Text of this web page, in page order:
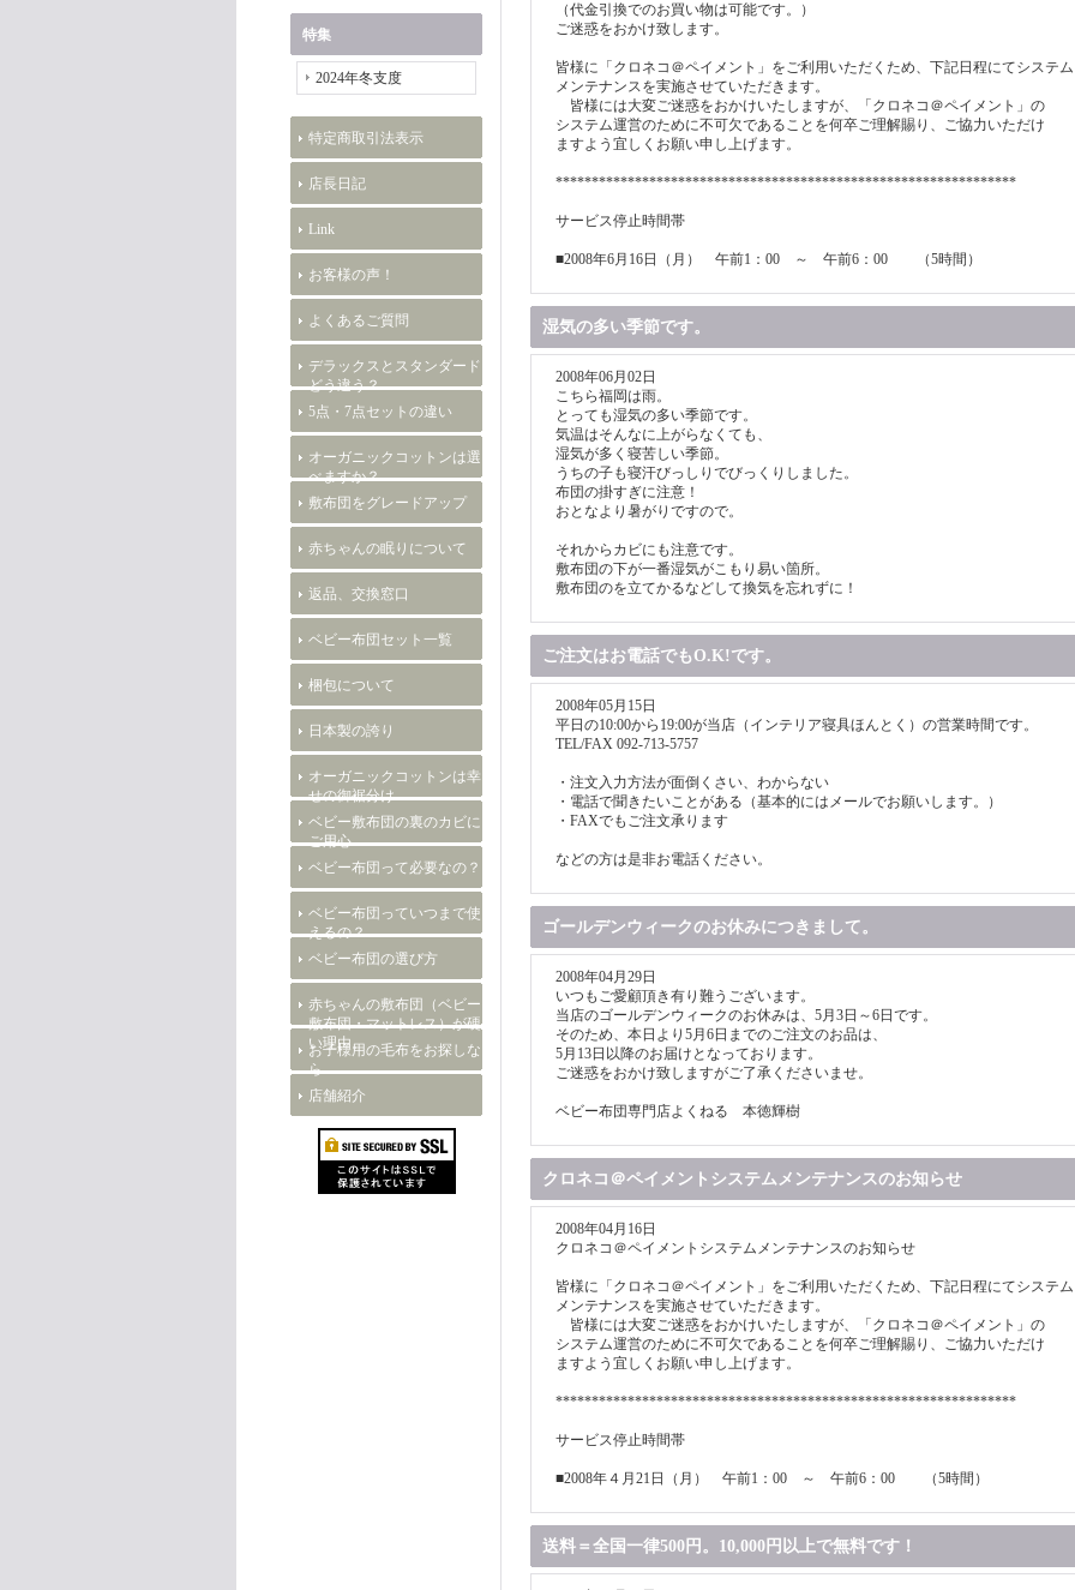
特集
2024年冬支度
特定商取引法表示
店長日記
Link
お客様の声！
よくあるご質問
デラックスとスタンダード
どう違う？
5点・7点セットの違い
オーガニックコットンは選
べますか？
敷布団をグレードアップ
赤ちゃんの眠りについて
返品、交換窓口
ベビー布団セット一覧
梱包について
日本製の誇り
オーガニックコットンは幸
せの御裾分け
ベビー敷布団の裏のカビに
ご用心
ベビー布団って必要なの？
ベビー布団っていつまで使
えるの？
ベビー布団の選び方
赤ちゃんの敷布団（ベビー
敷布団・マットレス）が硬
い理由。
お子様用の毛布をお探しな
ら
店舗紹介
（代金引換でのお買い物は可能です。）
ご迷惑をおかけ致します。
皆様に「クロネコ＠ペイメント」をご利用いただくため、下記日程にてシステム
メンテナンスを実施させていただきます。
皆様には大変ご迷惑をおかけいたしますが、「クロネコ＠ペイメント」の
システム運営のために不可欠であることを何卒ご理解賜り、ご協力いただけ
ますよう宜しくお願い申し上げます。
****************************************************************
サービス停止時間帯
■2008年6月16日（月） 午前1：00 ～ 午前6：00 （5時間）
湿気の多い季節です。
2008年06月02日
こちら福岡は雨。
とっても湿気の多い季節です。
気温はそんなに上がらなくても、
湿気が多く寝苦しい季節。
うちの子も寝汗びっしりでびっくりしました。
布団の掛すぎに注意！
おとなより暑がりですので。
それからカビにも注意です。
敷布団の下が一番湿気がこもり易い箇所。
敷布団のを立てかるなどして換気を忘れずに！
ご注文はお電話でもO.K!です。
2008年05月15日
平日の10:00から19:00が当店（インテリア寝具ほんとく）の営業時間です。
TEL/FAX 092-713-5757
・注文入力方法が面倒くさい、わからない
・電話で聞きたいことがある（基本的にはメールでお願いします。）
・FAXでもご注文承ります
などの方は是非お電話ください。
ゴールデンウィークのお休みにつきまして。
2008年04月29日
いつもご愛顧頂き有り難うございます。
当店のゴールデンウィークのお休みは、5月3日～6日です。
そのため、本日より5月6日までのご注文のお品は、
5月13日以降のお届けとなっております。
ご迷惑をおかけ致しますがご了承くださいませ。
ベビー布団専門店よくねる 本徳輝樹
クロネコ＠ペイメントシステムメンテナンスのお知らせ
2008年04月16日
クロネコ＠ペイメントシステムメンテナンスのお知らせ
皆様に「クロネコ＠ペイメント」をご利用いただくため、下記日程にてシステム
メンテナンスを実施させていただきます。
皆様には大変ご迷惑をおかけいたしますが、「クロネコ＠ペイメント」の
システム運営のために不可欠であることを何卒ご理解賜り、ご協力いただけ
ますよう宜しくお願い申し上げます。
****************************************************************
サービス停止時間帯
■2008年４月21日（月） 午前1：00 ～ 午前6：00 （5時間）
送料＝全国一律500円。10,000円以上で無料です！